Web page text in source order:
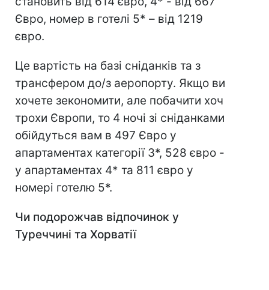
Євро, номер в готелі 5* – від 1219
євро.
Це вартість на базі сніданків та з
трансфером до/з аеропорту. Якщо ви
хочете зекономити, але побачити хоч
трохи Європи, то 4 ночі зі сніданками
обійдуться вам в 497 Євро у
апартаментах категорії 3*, 528 євро -
у апартаментах 4* та 811 євро у
номері готелю 5*.
Чи подорожчав відпочинок у
Туреччині та Хорватії